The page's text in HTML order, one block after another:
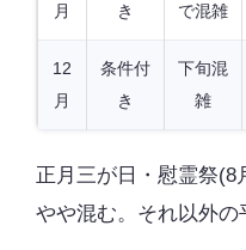
月
き
で混雑
12
月
条件付
き
下旬混
雑
正月三が日・慰霊祭(8
やや混む。それ以外